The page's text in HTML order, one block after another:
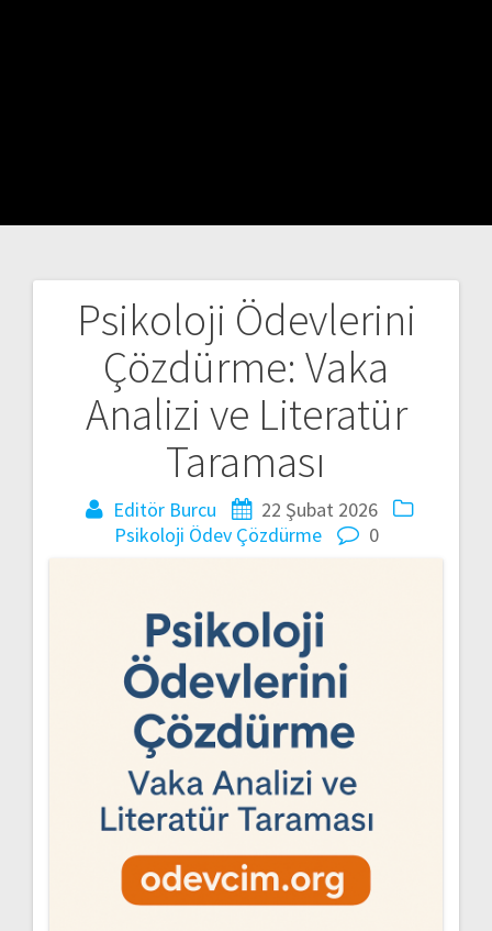
Psikoloji Ödevlerini
Çözdürme: Vaka
Analizi ve Literatür
Taraması
Editör Burcu
22 Şubat 2026
Psikoloji Ödev Çözdürme
0
Yazı
gezinmesi